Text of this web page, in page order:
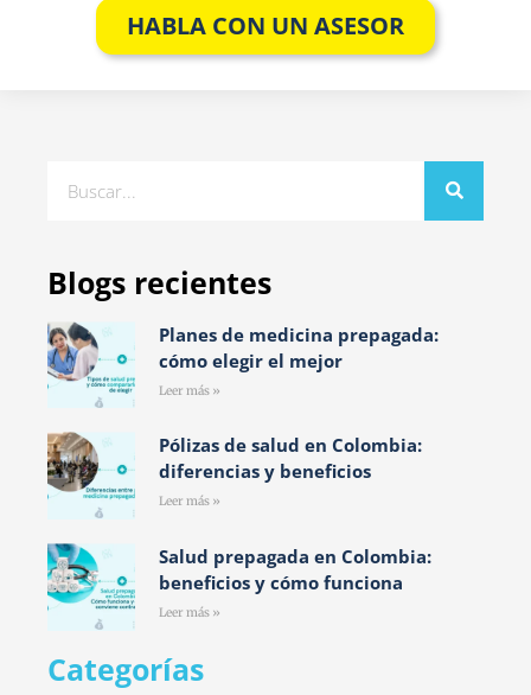
HABLA CON UN ASESOR
Blogs recientes
Planes de medicina prepagada:
cómo elegir el mejor
Leer más »
Pólizas de salud en Colombia:
diferencias y beneficios
Leer más »
Salud prepagada en Colombia:
beneficios y cómo funciona
Leer más »
Categorías